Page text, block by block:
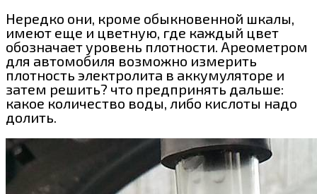
Нередко они, кроме обыкновенной шкалы,
имеют еще и цветную, где каждый цвет
обозначает уровень плотности. Ареометром
для автомобиля возможно измерить
плотность электролита в аккумуляторе и
затем решить? что предпринять дальше:
какое количество воды, либо кислоты надо
долить.